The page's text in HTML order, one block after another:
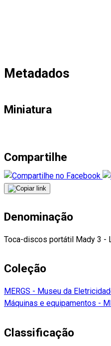
Metadados
Miniatura
Compartilhe
Denominação
Toca-discos portátil Mady 3 -
Coleção
MERGS - Museu da
Máquinas e equipamentos -
Classificação